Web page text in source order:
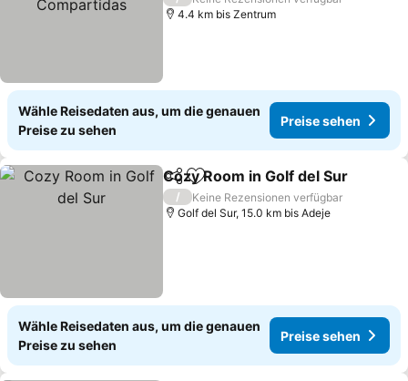
4.4 km bis Zentrum
Wähle Reisedaten aus, um die genauen
Preise zu sehen
Preise sehen
TeilenZu Favoriten hinzufügen
Cozy Room in Golf del Sur
/
Keine Rezensionen verfügbar
Golf del Sur, 15.0 km bis Adeje
Wähle Reisedaten aus, um die genauen
Preise zu sehen
Preise sehen